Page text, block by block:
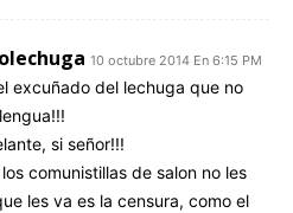
10 octubre 2014 En 6:15 PM
excuñado del lechuga que no
si señor!!!
comunistillas de salon no les
les va es la censura, como el